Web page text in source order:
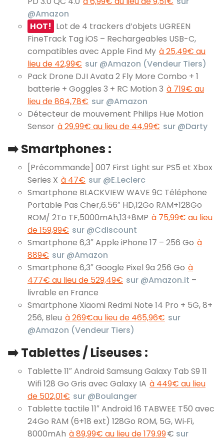
@Amazon
HOT! Lot de 4 trackers d’objets UGREEN
FineTrack Tag iOS – Rechargeables USB-C,
compatibles avec Apple Find My à 25,49€ au
lieu de 42,99€ sur @Amazon (Vendeur Tiers)
Pack Drone DJI Avata 2 Fly More Combo + 1
batterie + Goggles 3 + RC Motion 3 à 719€ au
lieu de 864,78€ sur @Amazon
Détecteur de mouvement Philips Hue Motion
Sensor à 29,99€ au lieu de 44,99€ sur @Darty
➡️ Smartphones :
[Précommande] 007 First Light sur PS5 et Xbox
Series X à 47€ sur @E.Leclerc
Smartphone BLACKVIEW WAVE 9C Téléphone
Portable Pas Cher,6.56″ HD,12Go RAM+128Go
ROM/ 2To TF,5000mAh,13+8MP à 75,99€ au lieu
de 159,99€ sur @Cdiscount
Smartphone 6,3″ Apple iPhone 17 – 256 Go à
889€ sur @Amazon
Smartphone 6,3″ Google Pixel 9a 256 Go à
477€ au lieu de 529,49€ sur @Amazon.it –
livrable en France
Smartphone Xiaomi Redmi Note 14 Pro + 5G, 8+
256, Bleu à 269€au lieu de 465,96€ sur
@Amazon (Vendeur Tiers)
➡️ Tablettes / Liseuses :
Tablette 11″ Android Samsung Galaxy Tab S9 11
Wifi 128 Go Gris avec Galaxy IA à 449€ au lieu
de 502,01€ sur @Boulanger
Tablette tactile 11″ Android 16 TABWEE T50 avec
24Go RAM (6+18 ext) 128Go ROM, 5G, Wi‑Fi,
8000mAh à 89,99€ au lieu de 179.99€ sur